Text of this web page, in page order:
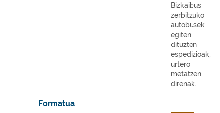
Bizkaibus
zerbitzuko
autobusek
egiten
dituzten
espedizioak,
urtero
metatzen
direnak.
Formatua